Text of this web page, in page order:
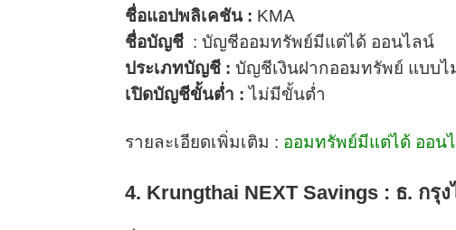
ชื่อแอปพลิเคชัน : KMA
ชื่อบัญชี : บัญชีออมทรัพย์มีแต่ได้ ออนไลน์
ประเภทบัญชี : บัญชีเงินฝากออมทรัพย์ แบบ
เปิดบัญชีขั้นต่ำ :ไม่มีขั้นต่ำ
รายละเอียดเพิ่มเติม : ออมทรัพย์มีแต่ได้ ออน
4. Krungthai NEXT Savings : ธ. กรุง